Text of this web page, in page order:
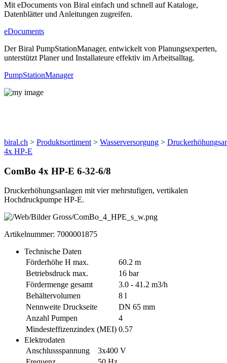
Mit eDocuments von Biral einfach und schnell auf Kataloge,
Datenblätter und Anleitungen zugreifen.
eDocuments
Der Biral PumpStationManager, entwickelt von Planungsexperten,
unterstützt Planer und Installateure effektiv im Arbeitsalltag.
PumpStationManager
biral.ch > Produktsortiment > Wasserversorgung >
4x HP-E
ComBo 4x HP-E 6-32-6/8
Druckerhöhungsanlagen mit vier mehrstufigen, vertikalen
Hochdruckpumpe HP-E.
Artikelnummer: 7000001875
Technische Daten
Förderhöhe H max.
60.2 m
Betriebsdruck max.
16 bar
Fördermenge gesamt
3.0 - 41.2 m3/h
Behältervolumen
8 l
Nennweite Druckseite
DN 65 mm
Anzahl Pumpen
4
Mindesteffizenzindex (MEI) 0.57
Elektrodaten
Anschlussspannung
3x400 V